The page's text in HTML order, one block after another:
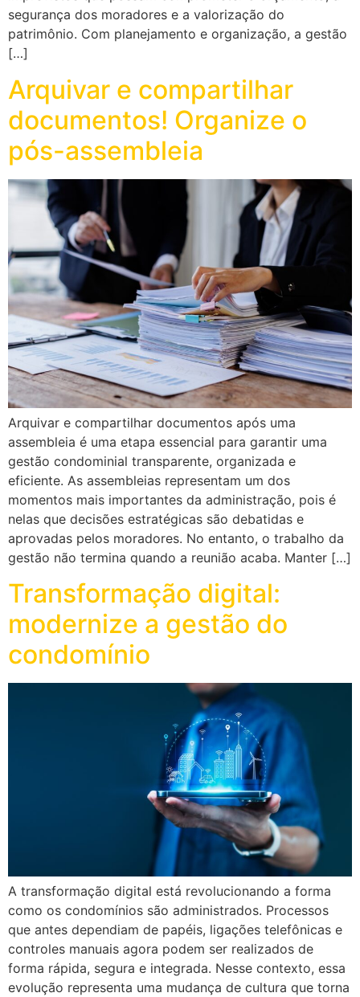
segurança dos moradores e a valorização do
patrimônio. Com planejamento e organização, a gestão
[…]
Arquivar e compartilhar
documentos! Organize o
pós-assembleia
Arquivar e compartilhar documentos após uma
assembleia é uma etapa essencial para garantir uma
gestão condominial transparente, organizada e
eficiente. As assembleias representam um dos
momentos mais importantes da administração, pois é
nelas que decisões estratégicas são debatidas e
aprovadas pelos moradores. No entanto, o trabalho da
gestão não termina quando a reunião acaba. Manter […]
Transformação digital:
modernize a gestão do
condomínio
A transformação digital está revolucionando a forma
como os condomínios são administrados. Processos
que antes dependiam de papéis, ligações telefônicas e
controles manuais agora podem ser realizados de
forma rápida, segura e integrada. Nesse contexto, essa
evolução representa uma mudança de cultura que torna